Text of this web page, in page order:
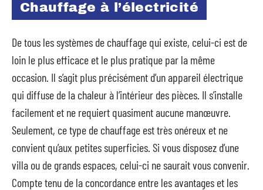
Chauffage à l’électricité
De tous les systèmes de chauffage qui existe, celui-ci est de
loin le plus efficace et le plus pratique par la même
occasion. Il s’agit plus précisément d’un appareil électrique
qui diffuse de la chaleur à l’intérieur des pièces. Il s’installe
facilement et ne requiert quasiment aucune manœuvre.
Seulement, ce type de chauffage est très onéreux et ne
convient qu’aux petites superficies. Si vous disposez d’une
villa ou de grands espaces, celui-ci ne saurait vous convenir.
Compte tenu de la concordance entre les avantages et les